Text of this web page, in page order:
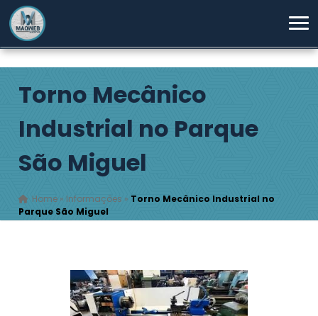
Torno Mecânico
Industrial no Parque
São Miguel
Home » Informações » Torno Mecânico Industrial no
Parque São Miguel